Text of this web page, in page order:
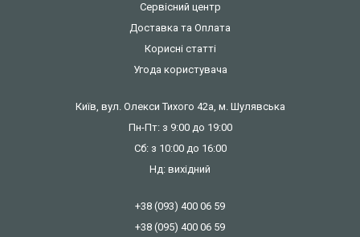
Сервісний центр
Доставка та Оплата
Корисні статті
Угода користувача
Київ, вул. Олекси Тихого 42а, м. Шулявська
Пн-Пт: з 9:00 до 19:00
Сб: з 10:00 до 16:00
Нд: вихідний
+38 (093) 400 06 59
+38 (095) 400 06 59